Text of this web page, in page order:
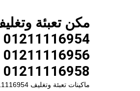
مكن تعبئة
01211116958